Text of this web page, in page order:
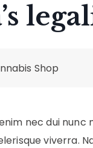
Shop
nec dui nunc
viverra.